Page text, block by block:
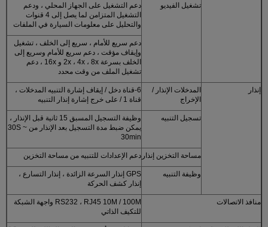
تشغيل الفيديو
دعم التشغيل على الجهاز المحلي ، ودعم
التشغيل المتزامن لما يصل إلى 4 قنوات
والتحليل على معلومات السيارة في الملفات
دعم سريع للأمام ، سريع إلى الخلف ، تشغيل
وإيقاف مؤقت ، دعم سريع للأمام وسريع إلى
الخلف بسرعة 2x ، 4x ، 8x و 16x ، دعم
تشغيل الملف من وقت محدد
إنذار
المدخلات الإنذار /
الإخراج
6-قناة دخل / إيقاف إشارة التنبيه المدخلات ،
قناة 1 / على خرج إشارة إنذار التنبيه
تسجيل التنبيه
وظيفة التسجيل المسبق 15 ثانية قبل الإنذار ،
يمكن ضبط مدة التسجيل بعد الإنذار من 30S ~
30min
مساحة التخزين إنذار دعم الإعدادات للتنبيه من مساحة التخزين
وظيفة التنبيه
GPS إنذار السرعة الزائدة ، إنذار التسارع ،
إنذار كشف الحركة
منافذ الاتصالات
RS232 ، RJ45 10M / 100M واجهة الشبكة
للتكيف الذاتي